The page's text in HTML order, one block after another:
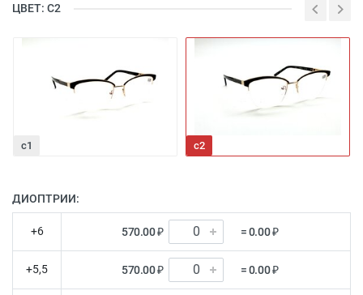
ЦВЕТ: С2
c1 с2
ДИОПТРИИ:
+6 570.00 ₽ = 0.00 ₽
+5,5 570.00 ₽ = 0.00 ₽